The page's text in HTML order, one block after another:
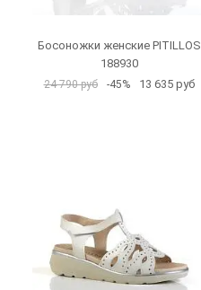
Босоножки женские PITILLOS
188930
24 790 руб -45% 13 635 руб